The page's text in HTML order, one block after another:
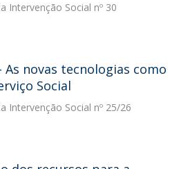
Intervenção Social nº 30
As novas tecnologias como
Social
Intervenção Social nº 25/26